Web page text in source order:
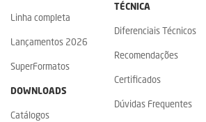
Linha completa
Lançamentos 2026
SuperFormatos
DOWNLOADS
Catálogos
TÉCNICA
Diferenciais Técnicos
Recomendações
Certificados
Dúvidas Frequentes